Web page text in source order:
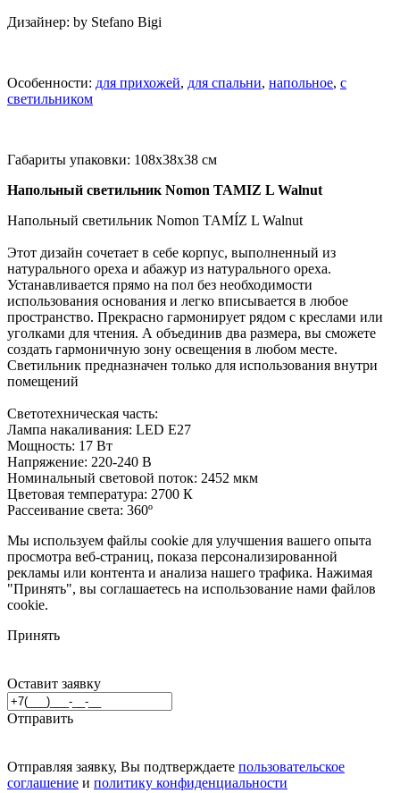
Дизайнер: by Stefano Bigi
Особенности: для прихожей, для спальни, напольное, с
светильником
Габариты упаковки: 108x38x38 см
Напольный светильник Nomon TAMIZ L Walnut
Напольный светильник Nomon TAMÍZ L Walnut
Этот дизайн сочетает в себе корпус, выполненный из
натурального ореха и абажур из натурального ореха.
Устанавливается прямо на пол без необходимости
использования основания и легко вписывается в любое
пространство. Прекрасно гармонирует рядом с креслами или
уголками для чтения. А объединив два размера, вы сможете
создать гармоничную зону освещения в любом месте.
Светильник предназначен только для использования внутри
помещений
Светотехническая часть:
Лампа накаливания: LED E27
Мощность: 17 Вт
Напряжение: 220-240 В
Номинальный световой поток: 2452 мкм
Цветовая температура: 2700 К
Рассеивание света: 360º
Мы используем файлы cookie для улучшения вашего опыта
просмотра веб-страниц, показа персонализированной
рекламы или контента и анализа нашего трафика. Нажимая
"Принять", вы соглашаетесь на использование нами файлов
cookie.
Принять
Оставит заявку
Отправить
Отправляя заявку, Вы подтверждаете пользовательское
соглашение и политику конфиденциальности